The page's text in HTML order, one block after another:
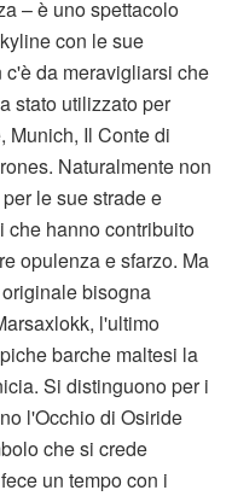
– è uno spettacolo
con le sue
da meravigliarsi che
stato utilizzato per
Munich, Il Conte di
Naturalmente non
le sue strade e
che hanno contribuito
opulenza e sfarzo. Ma
bisogna
l'ultimo
barche maltesi la
Si distinguono per i
l'Occhio di Osiride
che si crede
un tempo con i